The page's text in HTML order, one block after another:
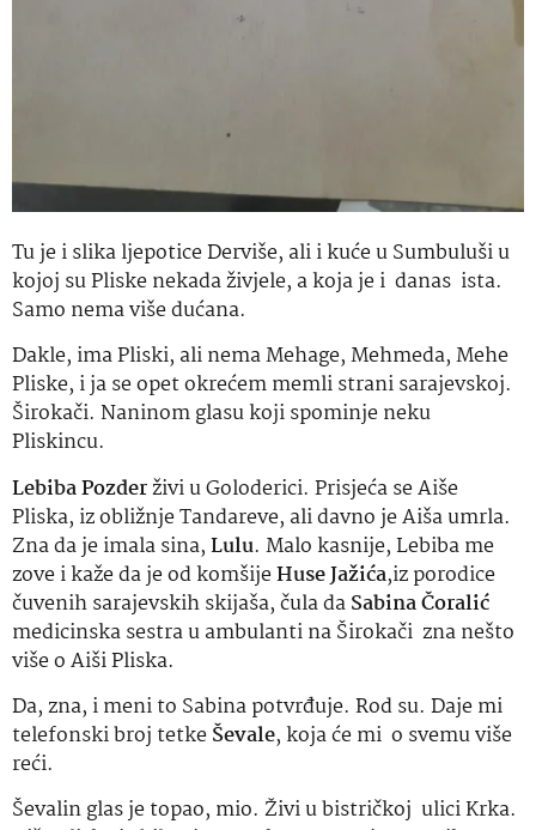
Tu je i slika ljepotice Derviše, ali i kuće u Sumbuluši u
kojoj su Pliske nekada živjele, a koja je i danas ista.
Samo nema više dućana.
Dakle, ima Pliski, ali nema Mehage, Mehmeda, Mehe
Pliske, i ja se opet okrećem memli strani sarajevskoj.
Širokači. Naninom glasu koji spominje neku
Pliskincu.
Lebiba Pozderživi u Goloderici. Prisjeća se Aiše
Pliska, iz obližnje Tandareve, ali davno je Aiša umrla.
Zna da je imala sina,Lulu. Malo kasnije, Lebiba me
zove i kaže da je od komšijeHuse Jažića,iz porodice
čuvenih sarajevskih skijaša, čula daSabina Čoralić
medicinska sestra u ambulanti na Širokači zna nešto
više o Aiši Pliska.
Da, zna, i meni to Sabina potvrđuje. Rod su. Daje mi
telefonski broj tetkeŠevale, koja će mi o svemu više
reći.
Ševalin glas je topao, mio. Živi u bistričkoj ulici Krka.